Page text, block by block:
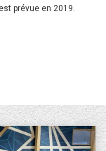
prévue en 2019.